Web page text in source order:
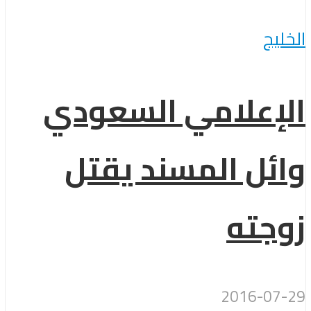
الخليج
الإعلامي السعودي
وائل المسند يقتل
زوجته
2016-07-29